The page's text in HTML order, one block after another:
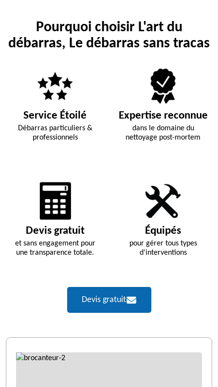
Pourquoi choisir L'art du
débarras, Le débarras sans tracas
Service Étoilé
Débarras particuliers &
professionnels
Expertise reconnue
dans le domaine du
nettoyage post-mortem
Devis gratuit
et sans engagement pour
une transparence totale.
Équipés
pour gérer tous types
d'interventions
Devis gratuit